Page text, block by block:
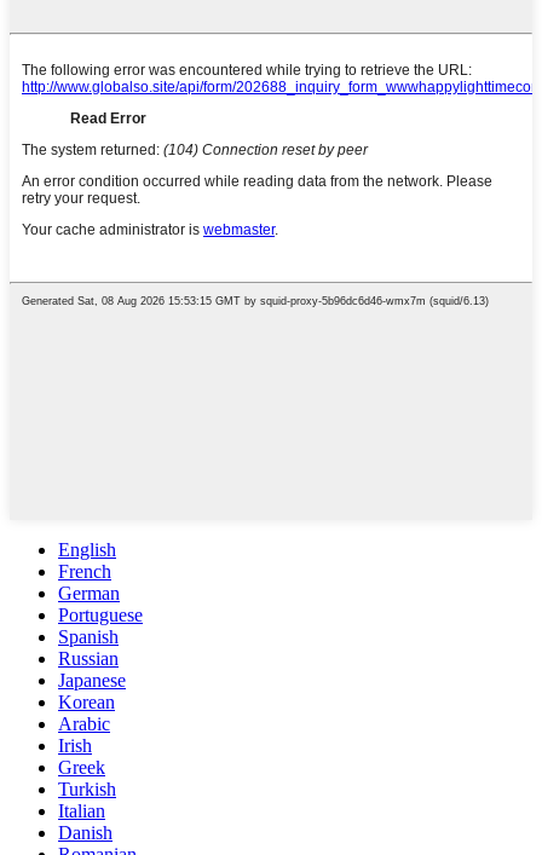
English
French
German
Portuguese
Spanish
Russian
Japanese
Korean
Arabic
Irish
Greek
Turkish
Italian
Danish